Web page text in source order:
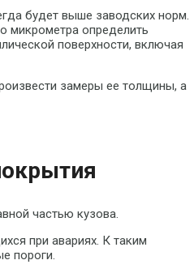
будет выше заводских норм.
микрометра определить
поверхности, включая
замеры ее толщины, а
частью кузова.
при авариях. К таким
пороги.